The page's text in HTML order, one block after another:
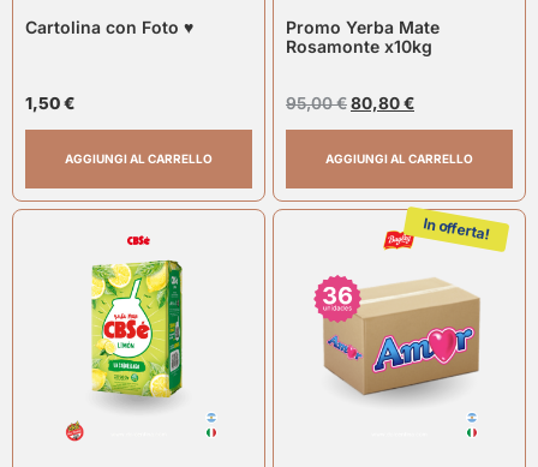
Cartolina con Foto ♥
1,50€
AGGIUNGI AL CARRELLO
Promo Yerba Mate
Rosamonte x10kg
95,00€80,80€
AGGIUNGI AL CARRELLO
In offerta!